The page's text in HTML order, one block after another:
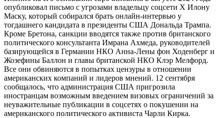
опубликовал письмо с угрозами владельцу соцсети X Илону
Маску, который собирался брать онлайн-интервью у
тогдашнего кандидата в президенты США Дональда Трампа.
Кроме Бретона, санкции вводятся также против британского
политического консультанта Имрана Ахмеда, руководителей
базирующейся в Германии НКО Анна-Лены фон Ходенберг и
Жозефины Баллон и главы британской НКО Клэр Мелфорд.
Все они обвиняются в попытках цензуры в отношении
американских компаний и лидеров мнений. 12 сентября
сообщалось, что администрация США пригрозила
иностранцам возможным введением визовых ограничений за
неуважительные публикации в соцсетях о покушении на
американского политического активиста Чарли Кирка.